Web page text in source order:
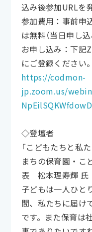
込み後参加URLを
参加費用：事前申
は無料（当日申し
お申し込み：下記
にご登録ください。
https://codmon-
jp.zoom.us/
◇登壇者
「こどもたちと私
まちの保育園・こ
表 松本理寿輝 氏
子どもは一人ひと
間、私たちに届け
です。また保育は